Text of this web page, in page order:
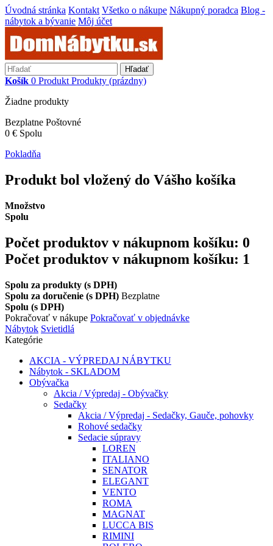
Úvodná stránka Kontakt Všetko o nákupe Nákupný poradca Blog -
nábytok a bývanie Môj účet
Hľadať
Košík 0 Produkt Produkty (prázdny)
Žiadne produkty
Bezplatne Poštovné
0 € Spolu
Pokladňa
Produkt bol vložený do Vášho košíka
Množstvo
Spolu
Počet produktov v nákupnom košíku: 0
Počet produktov v nákupnom košíku: 1
Spolu za produkty (s DPH)
Spolu za doručenie (s DPH) Bezplatne
Spolu (s DPH)
Pokračovať v nákupe Pokračovať v objednávke
Nábytok Svietidlá
Kategórie
AKCIA - VÝPREDAJ NÁBYTKU
Nábytok - SKLADOM
Obývačka
Akcia / Výpredaj - Obývačky
Sedačky
Akcia / Výpredaj - Sedačky, Gauče, pohovky
Rohové sedačky
Sedacie súpravy
LOREN
ITALIANO
SENATOR
ELEGANT
VENTO
ROMA
MAGNAT
LUCCA BIS
RIMINI